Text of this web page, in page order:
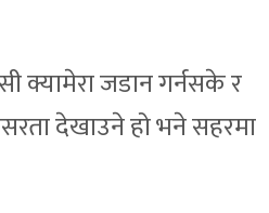
क्यामेरा जडान गर्नसके र
देखाउने हो भने सहरमा